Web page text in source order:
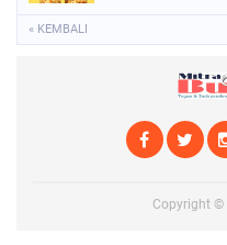
« KEMBALI
Copyright ©